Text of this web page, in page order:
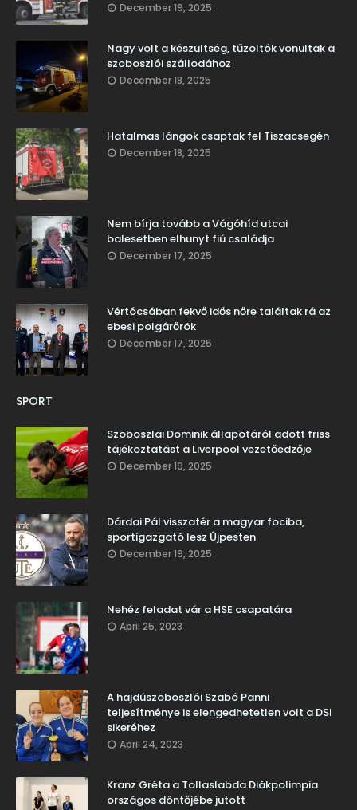
December 19, 2025
Nagy volt a készültség, tűzoltók vonultak a
szoboszlói szállodához
December 18, 2025
Hatalmas lángok csaptak fel Tiszacsegén
December 18, 2025
Nem bírja tovább a Vágóhíd utcai
balesetben elhunyt fiú családja
December 17, 2025
Vértócsában fekvő idős nőre találtak rá az
ebesi polgárőrök
December 17, 2025
SPORT
Szoboszlai Dominik állapotáról adott friss
tájékoztatást a Liverpool vezetőedzője
December 19, 2025
Dárdai Pál visszatér a magyar fociba,
sportigazgató lesz Újpesten
December 19, 2025
Nehéz feladat vár a HSE csapatára
April 25, 2023
A hajdúszoboszlói Szabó Panni
teljesítménye is elengedhetetlen volt a DSI
sikeréhez
April 24, 2023
Kranz Gréta a Tollaslabda Diákpolimpia
országos döntőjébe jutott